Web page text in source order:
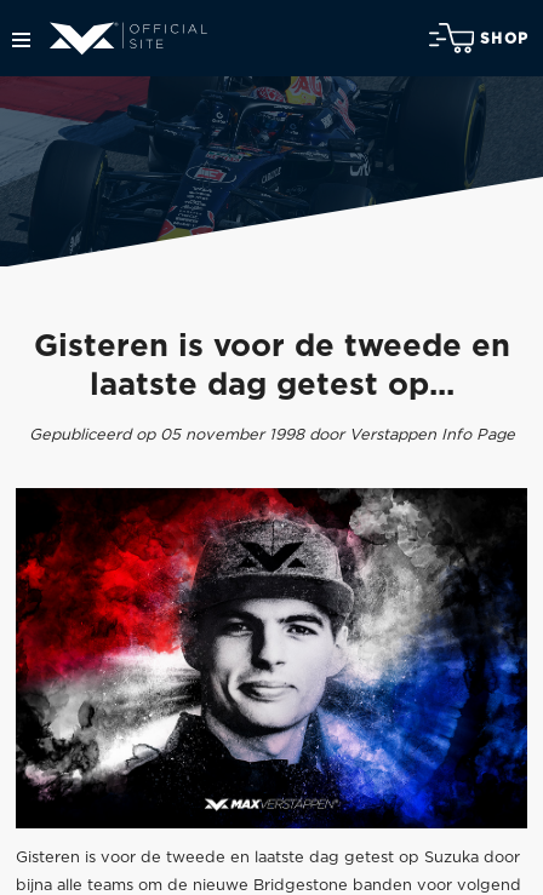
SHOP
Gisteren is voor de tweede en
laatste dag getest op...
Gepubliceerd op 05 november 1998 door Verstappen Info Page
Gisteren is voor de tweede en laatste dag getest op Suzuka door
bijna alle teams om de nieuwe Bridgestone banden voor volgend